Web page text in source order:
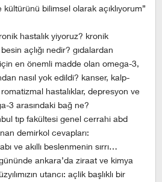
bilimsel olarak açıklıyorum”
hastalık yiyoruz? kronik
açlığı nedir? gıdalardan
için en önemli madde olan omega-3,
nasıl yok edildi? kanser, kalp-
hastalıklar, depresyon ve
3 arasındaki bağ ne?
tıp fakültesi genel cerrahi abd
demirkol cevapları:
ve akıllı beslenmenin sırrı…
ankara’da ziraat ve kimya
utancı: açlik başlıklı bir